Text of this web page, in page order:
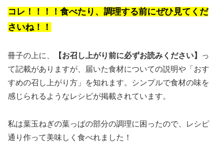
コレ！！！！食べたり、調理する前にぜひ見てくだ
さいね！！
冊子の上に、 【お召し上がり前に必ずお読みください】
っ
て記載がありますが、届いた食材についての説明や「おす
すめの召し上がり方」を知れます。シンプルで食材の味を
感じられるようなレシピが掲載されています。
私は葉玉ねぎの葉っぱの部分の調理に困ったので、レシピ
通り作って美味しく食べれました！